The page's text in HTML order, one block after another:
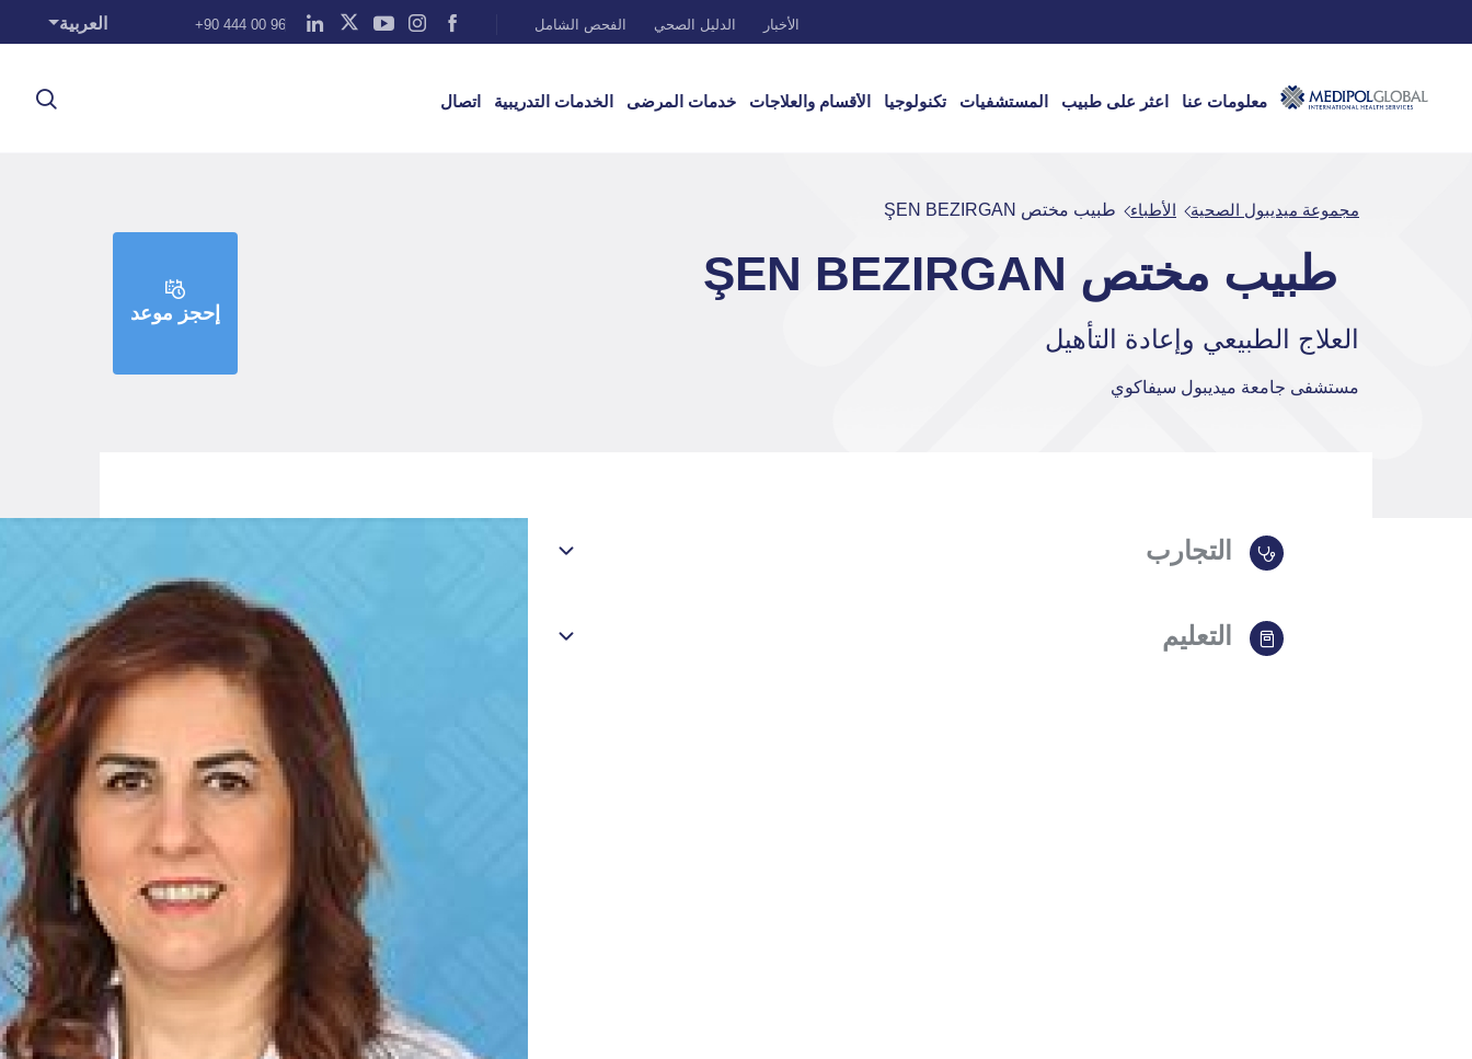
الأخبار الدليل الصحي الفحص الشامل +90 444 00 96 العربية
معلومات عنا اعثر على طبيب المستشفيات تكنولوجيا الأقسام والعلاجات خدمات المرضى الخدمات التدريبية اتصال
مجموعة ميديبول الصحية الأطباء طبيب مختص ŞEN BEZIRGAN
طبيب مختص ŞEN BEZIRGAN
العلاج الطبيعي وإعادة التأهيل
مستشفى جامعة ميديبول سيفاكوي
إحجز موعد
التجارب
التعليم